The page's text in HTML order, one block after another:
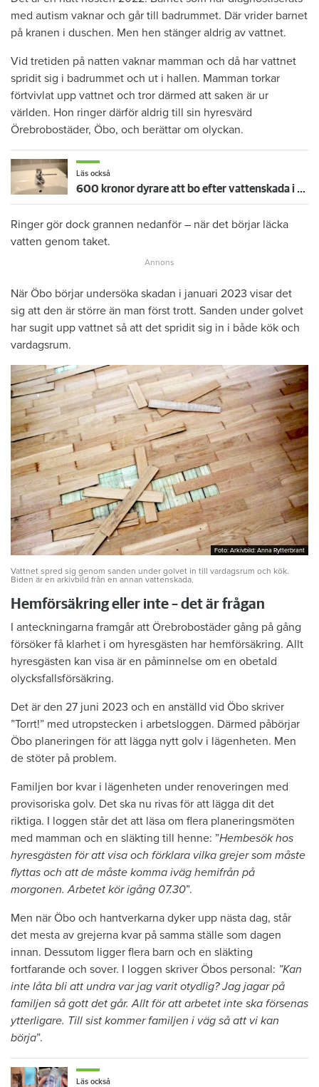
med autism vaknar och går till badrummet. Där vrider barnet
på kranen i duschen. Men hen stänger aldrig av vattnet.
Vid tretiden på natten vaknar mamman och då har vattnet
spridit sig i badrummet och ut i hallen. Mamman torkar
förtvivlat upp vattnet och tror därmed att saken är ur
världen. Hon ringer därför aldrig till sin hyresvärd
Örebrobostäder, Öbo, och berättar om olyckan.
Läs också
600 kronor dyrare att bo efter vattenskada i Varberg
Ringer gör dock grannen nedanför – när det börjar läcka
vatten genom taket.
När Öbo börjar undersöka skadan i januari 2023 visar det
sig att den är större än man först trott. Sanden under golvet
har sugit upp vattnet så att det spridit sig in i både kök och
vardagsrum.
Foto: Arkivbild: Anna Rytterbrant
Foto: Arkivbild: Anna Rytterbrant
Vattnet spred sig genom sanden under golvet in till vardagsrum och kök.
Biden är en arkivbild från en annan vattenskada.
Hemförsäkring eller inte – det är frågan
I anteckningarna framgår att Örebrobostäder gång på gång
försöker få klarhet i om hyresgästen har hemförsäkring. Allt
hyresgästen kan visa är en påminnelse om en obetald
olycksfallsförsäkring.
Det är den 27 juni 2023 och en anställd vid Öbo skriver
”Torrt!” med utropstecken i arbetsloggen. Därmed påbörjar
Öbo planeringen för att lägga nytt golv i lägenheten. Men
de stöter på problem.
Familjen bor kvar i lägenheten under renoveringen med
provisoriska golv. Det ska nu rivas för att lägga dit det
riktiga. I loggen står det att läsa om flera planeringsmöten
med mamman och en släkting till henne: ”Hembesök hos
hyresgästen för att visa och förklara vilka grejer som måste
flyttas och att de måste komma iväg hemifrån på
morgonen. Arbetet kör igång 07.30”.
Men när Öbo och hantverkarna dyker upp nästa dag, står
det mesta av grejerna kvar på samma ställe som dagen
innan. Dessutom ligger flera barn och en släkting
fortfarande och sover. I loggen skriver Öbos personal: ”Kan
inte låta bli att undra var jag varit otydlig? Jag jagar på
familjen så gott det går. Allt för att arbetet inte ska försenas
ytterligare. Till sist kommer familjen i väg så att vi kan
börja”.
Läs också